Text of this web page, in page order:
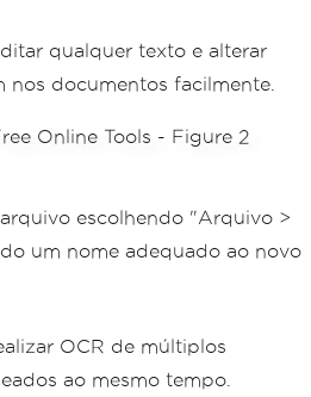
qualquer texto e alterar
nos documentos facilmente.
escolhendo "Arquivo >
um nome adequado ao novo
OCR de múltiplos
ao mesmo tempo.